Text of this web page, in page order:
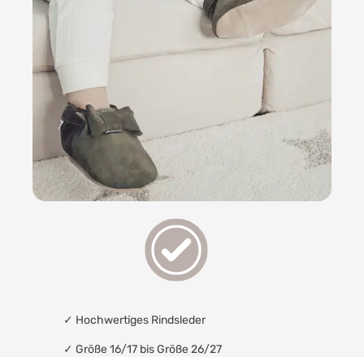
✓ Hochwertiges Rindsleder
✓ Größe 16/17 bis Größe 26/27